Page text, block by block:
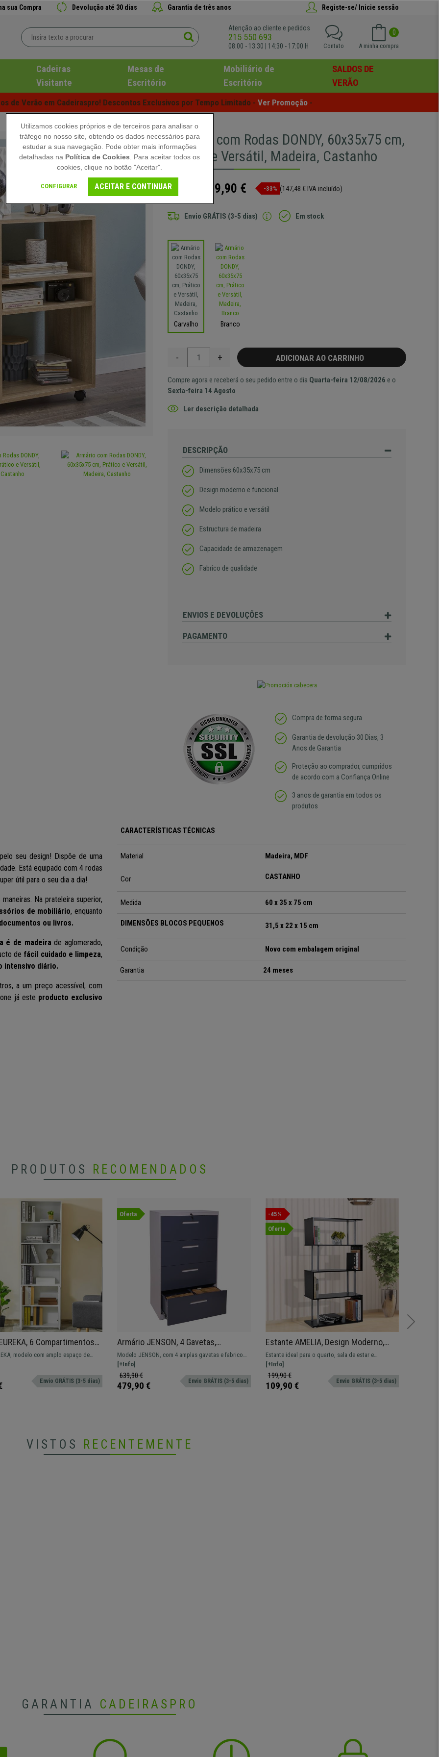
sua Compra Devolução até 30 dias Garantia de três anos Registe-se/ Inicie sessão
Atenção ao cliente e pedidos
215 550 693
08:00 - 13:30 | 14:30 - 17:00 H
0
A minha compra
Contato
Cadeiras
Visitante
Mesas de
Escritório
Mobiliário de
Escritório
SALDOS DE
VERÃO
de Verão em Cadeiraspro! Descontos Exclusivos por Tempo Limitado - Ver Promoção -
Armário com Rodas DONDY, 60x35x75 cm,
Prático e Versátil, Madeira, Castanho
179,90 € 119,90 € -33% (147,48 € IVA incluído)
Envio GRÁTIS (3-5 dias) Em stock
Carvalho Branco
- + ADICIONAR AO CARRINHO
Compre agora e receberá o seu pedido entre o dia Quarta-feira 12/08/2026 e o
Sexta-feira 14 Agosto
Ler descrição detalhada
DESCRIPÇÃO
Dimensões 60x35x75 cm
Design moderno e funcional
Modelo prático e versátil
Estructura de madeira
Capacidade de armazenagem
Fabrico de qualidade
ENVIOS E DEVOLUÇÕES
PAGAMENTO
Compra de forma segura
Garantia de devolução 30 Dias, 3
Anos de Garantia
Proteção ao comprador, cumpridos
de acordo com a Confiança Online
3 anos de garantia em todos os
produtos
seu design! Dispõe de uma
Está equipado com 4 rodas
útil para o seu dia a dia!
Na prateleira superior,
de mobiliário, enquanto
ou livros.
é de madeira de aglomerado,
de fácil cuidado e limpeza,
intensivo diário.
a um preço acessível, com
já este producto exclusivo
CARACTERÍSTICAS TÉCNICAS
Material Madeira, MDF
Cor CASTANHO
Medida 60 x 35 x 75 cm
DIMENSÕES BLOCOS PEQUENOS 31,5 x 22 x 15 cm
Condição Novo com embalagem original
Garantia 24 meses
PRODUTOS RECOMENDADOS
6 Compartimentos
Madeira
modelo com amplo espaço de
Envio GRÁTIS (3-5 dias)
Oferta
Armário JENSON, 4 Gavetas,
76x46x132 cm, Em Aço Laminado, Cor
Cinzento
Modelo JENSON, com 4 amplas gavetas e fabrico
de qualidade. Ideal para casa ou escritório.
[+Info]
639,90 €
479,90 € Envio GRÁTIS (3-5 dias)
-45%
Oferta
Estante AMELIA, Design Moderno,
80x30x145 cm, Em Metal e Madeira,
Cor Preto
Estante ideal para o quarto, sala de estar e
escritório. Oferece muito espaço e é feito de
materiais de qualidade.
[+Info]
199,90 €
109,90 € Envio GRÁTIS (3-5 dias)
VISTOS RECENTEMENTE
GARANTIA CADEIRASPRO
Utilizamos cookies próprios e de terceiros para analisar o
tráfego no nosso site, obtendo os dados necessários para
estudar a sua navegação. Pode obter mais informações
detalhadas na Política de Cookies . Para aceitar todos os
cookies, clique no botão "Aceitar".
CONFIGURAR ACEITAR E CONTINUAR